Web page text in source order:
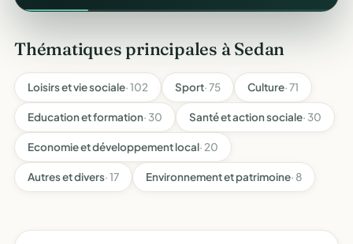
Thématiques principales à Sedan
Loisirs et vie sociale· 102 Sport· 75 Culture· 71
Education et formation· 30 Santé et action sociale· 30
Economie et développement local· 20
Autres et divers· 17 Environnement et patrimoine· 8